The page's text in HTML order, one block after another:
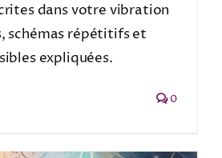
dans votre vibration
schémas répétitifs et
expliquées.
0